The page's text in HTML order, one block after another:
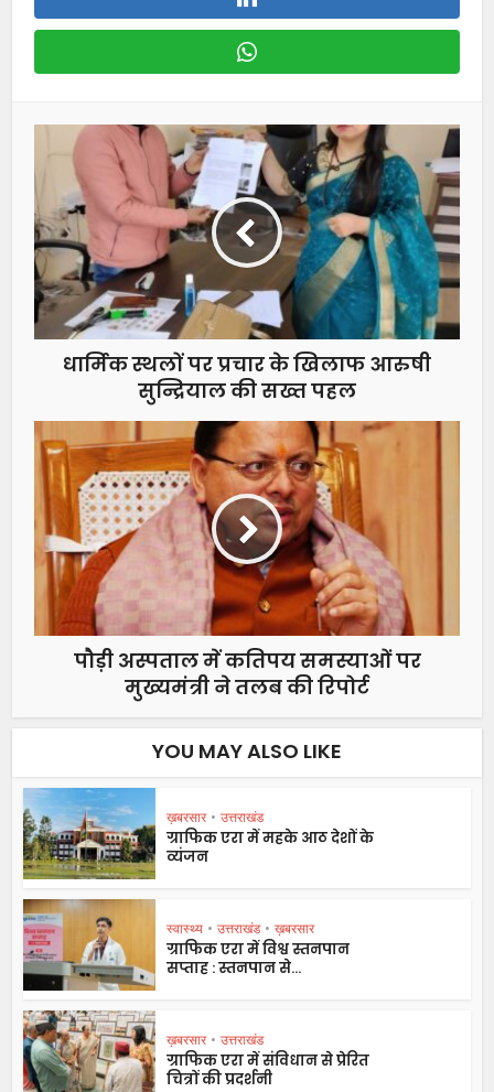
धार्मिक स्थलों पर प्रचार के खिलाफ आरुषी
सुन्द्रियाल की सख्त पहल
पौड़ी अस्पताल में कतिपय समस्याओं पर
मुख्यमंत्री ने तलब की रिपोर्ट
YOU MAY ALSO LIKE
ख़बरसार • उत्तराखंड
ग्राफिक एरा में महके आठ देशों के
व्यंजन
स्वास्थ्य • उत्तराखंड • ख़बरसार
ग्राफिक एरा में विश्व स्तनपान
सप्ताह : स्तनपान से...
ख़बरसार • उत्तराखंड
ग्राफिक एरा में संविधान से प्रेरित
चित्रों की प्रदर्शनी